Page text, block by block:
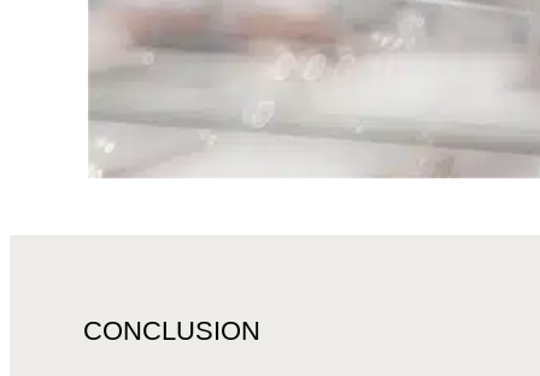
CONCLUSION